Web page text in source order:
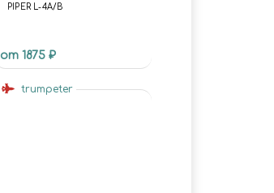
PIPER L-4A/B
от 1875 ₽
trumpeter